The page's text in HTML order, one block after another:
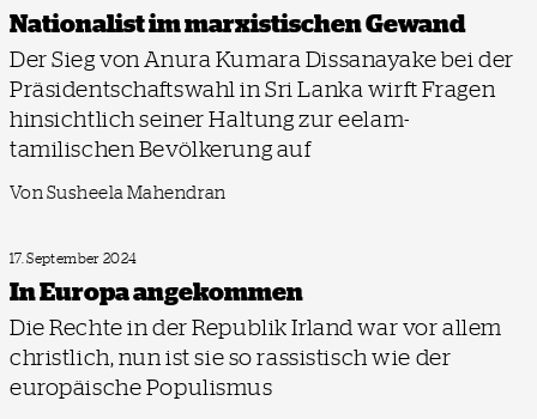
Nationalist im marxistischen Gewand
Der Sieg von Anura Kumara Dissanayake bei der
Präsidentschaftswahl in Sri Lanka wirft Fragen
hinsichtlich seiner Haltung zur eelam-
tamilischen Bevölkerung auf
Von Susheela Mahendran
17. September 2024
In Europa angekommen
Die Rechte in der Republik Irland war vor allem
christlich, nun ist sie so rassistisch wie der
europäische Populismus